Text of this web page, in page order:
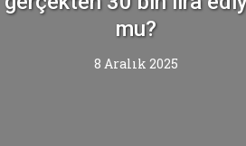
mu?
8 Aralık 2025